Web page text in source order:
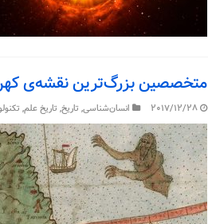
متخصصین بزرگ‌ترین نقشه‌ی کهن
2017/12/28 انسان‌شناسی, تاریخ, تاریخ علم,